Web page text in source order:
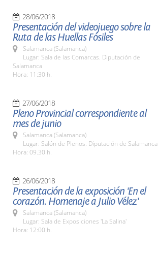
28/06/2018
Presentación del videojuego sobre la
Ruta de las Huellas Fósiles
Salamanca (Salamanca)
Lugar: Sala de las Comarcas. Diputación de
Salamanca
Hora: 11:30 h.
27/06/2018
Pleno Provincial correspondiente al
mes de junio
Salamanca (Salamanca)
Lugar: Salón de Plenos. Diputación de Salamanca
Hora: 09.30 h.
26/06/2018
Presentación de la exposición 'En el
corazón. Homenaje a Julio Vélez'
Salamanca (Salamanca)
Lugar: Sala de Exposiciones 'La Salina'
Hora: 12:00 h.